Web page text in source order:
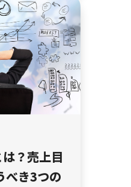
？売上目
べき3つの